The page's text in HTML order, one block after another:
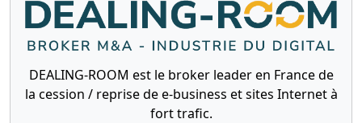
DEALING-ROOM est le broker leader en France de
la cession / reprise de e-business et sites Internet à
fort trafic.